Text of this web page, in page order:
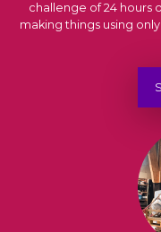
challenge of 24 hours
making things using